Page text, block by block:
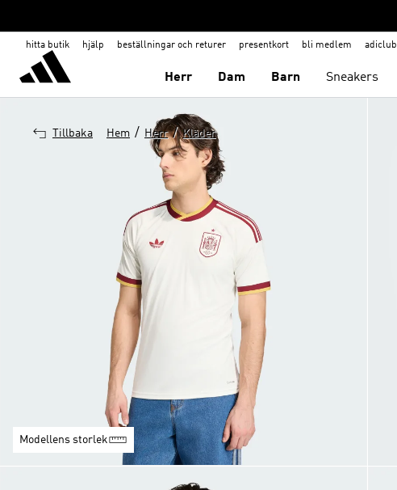
hitta butik hjälp beställningar och returer presentkort bli medlem adiclub
Herr Dam Barn Sneakers
Tillbaka Hem / Herr / Kläder
Modellens storlek